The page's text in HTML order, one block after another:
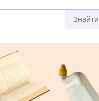
Знайти